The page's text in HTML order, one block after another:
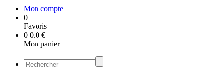
Mon compte
0
Favoris
0 0.0 €
Mon panier